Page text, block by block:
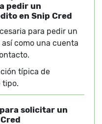
pedir un
en Snip Cred
para pedir un
así como una cuenta
típica de
tipo.
solicitar un